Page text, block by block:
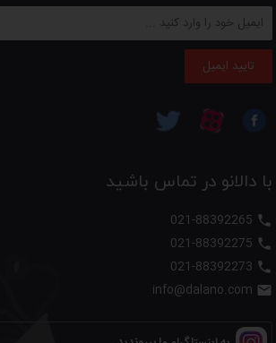
مناسب.
مشاهده
تایید ایمیل
با دالانو در تماس باشید



